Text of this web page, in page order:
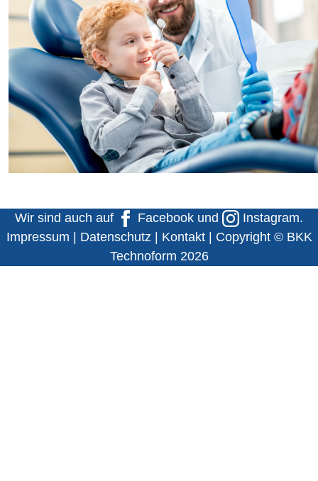
Wir sind auch auf Facebook und Instagram.
Impressum | Datenschutz | Kontakt| Copyright © BKK
Technoform 2026